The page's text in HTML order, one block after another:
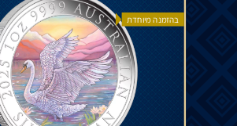
בהזמנה מיוחדת